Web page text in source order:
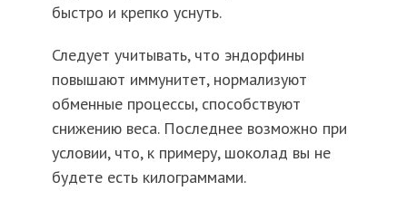
быстро и крепко уснуть.
Следует учитывать, что эндорфины
повышают иммунитет, нормализуют
обменные процессы, способствуют
снижению веса. Последнее возможно при
условии, что, к примеру, шоколад вы не
будете есть килограммами.